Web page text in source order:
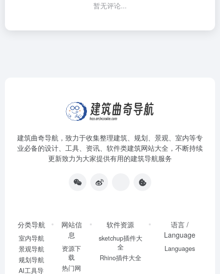
暂无评论...
建筑曲奇导航 ，致力于收集整理建筑、规划、景观、室内等专
业必备的设计、工具、资讯、软件类建筑网站大全，不断持续
更新致力为大家提供有用的建筑导航服务
分类导航
室内导航
景观导航
规划导航
AI工具导
网站信
息
资源下
载
热门网
软件资源
sketchup插件大
全
Rhino插件大全
语言 /
Language
Languages